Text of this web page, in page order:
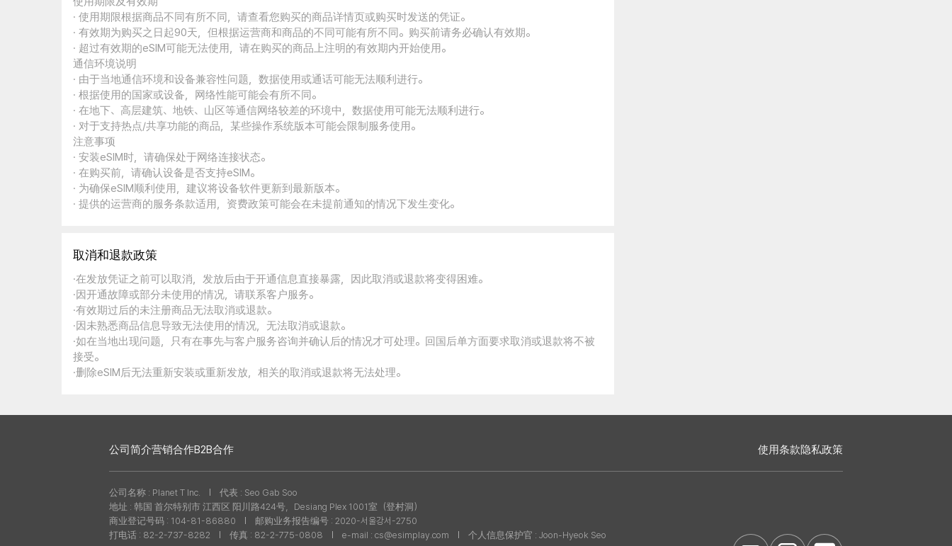
· 使用期限根据商品不同有所不同，请查看您购买的商品详情页或购买时发送的凭证。
· 有效期为购买之日起90天，但根据运营商和商品的不同可能有所不同。购买前请务必确认有效期。
· 超过有效期的eSIM可能无法使用，请在购买的商品上注明的有效期内开始使用。
通信环境说明
· 由于当地通信环境和设备兼容性问题，数据使用或通话可能无法顺利进行。
· 根据使用的国家或设备，网络性能可能会有所不同。
· 在地下、高层建筑、地铁、山区等通信网络较差的环境中，数据使用可能无法顺利进行。
· 对于支持热点/共享功能的商品，某些操作系统版本可能会限制服务使用。
注意事项
· 安装eSIM时，请确保处于网络连接状态。
· 在购买前，请确认设备是否支持eSIM。
· 为确保eSIM顺利使用，建议将设备软件更新到最新版本。
· 提供的运营商的服务条款适用，资费政策可能会在未提前通知的情况下发生变化。
取消和退款政策
·在发放凭证之前可以取消，发放后由于开通信息直接暴露，因此取消或退款将变得困难。
·因开通故障或部分未使用的情况，请联系客户服务。
·有效期过后的未注册商品无法取消或退款。
·因未熟悉商品信息导致无法使用的情况，无法取消或退款。
·如在当地出现问题，只有在事先与客户服务咨询并确认后的情况才可处理。回国后单方面要求取消或退款将不被
接受。
·删除eSIM后无法重新安装或重新发放，相关的取消或退款将无法处理。
公司简介营销合作B2B合作 使用条款隐私政策
公司名称 : Planet T Inc.
代表 : Seo Gab Soo
地址 : 韩国 首尔特别市 江西区 阳川路424号，Desiang Plex 1001室（登村洞）
商业登记号码 : 104-81-86880
邮购业务报告编号 : 2020-서울강서-2750
打电话 : 82-2-737-8282
传真 : 82-2-775-0808 e-mail : cs@esimplay.com 个人信息保护官 : Joon-Hyeok Seo